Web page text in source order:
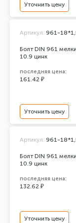
Уточнить цену
Болт DIN 961
10.9 цинк
Артикул: 961-
последняя цена:
161.42 ₽
Уточнить цену
Болт DIN 961
10.9 цинк
Артикул: 961-
последняя цена:
132.62 ₽
Уточнить цену